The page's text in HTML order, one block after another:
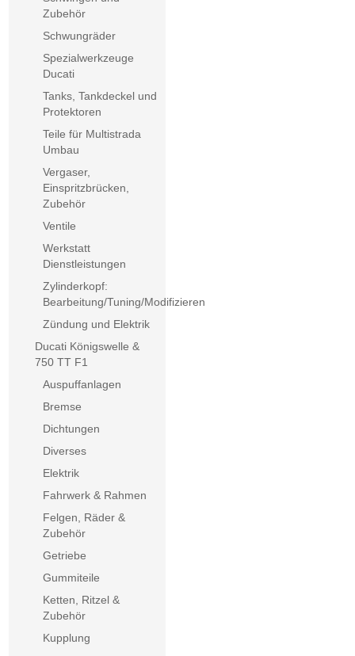
Zubehör
Schwungräder
Spezialwerkzeuge
Ducati
Tanks, Tankdeckel und
Protektoren
Teile für Multistrada
Umbau
Vergaser,
Einspritzbrücken,
Zubehör
Ventile
Werkstatt
Dienstleistungen
Zylinderkopf:
Bearbeitung/Tuning/Modifizieren
Zündung und Elektrik
Ducati Königswelle &
750 TT F1
Auspuffanlagen
Bremse
Dichtungen
Diverses
Elektrik
Fahrwerk & Rahmen
Felgen, Räder &
Zubehör
Getriebe
Gummiteile
Ketten, Ritzel &
Zubehör
Kupplung